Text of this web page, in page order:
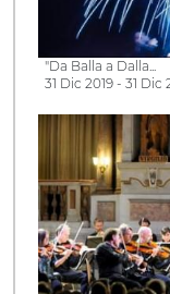
"Da Balla a Dalla...
31 Dic 2019 - 31 Dic